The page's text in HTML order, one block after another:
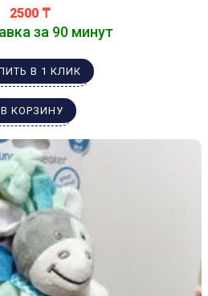
2500 ₸
за 90 минут
В 1 КЛИК
В КОРЗИНУ